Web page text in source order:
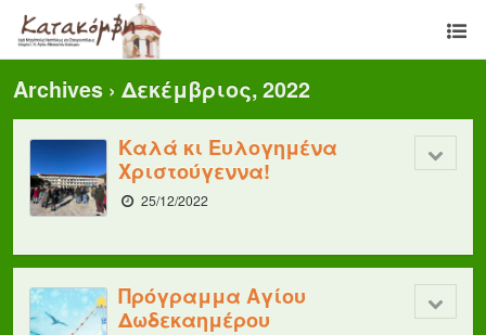
Archives › Δεκέμβριος, 2022
Καλά κι Ευλογημένα
Χριστούγεννα!
25/12/2022
Πρόγραμμα Αγίου
Δωδεκαημέρου